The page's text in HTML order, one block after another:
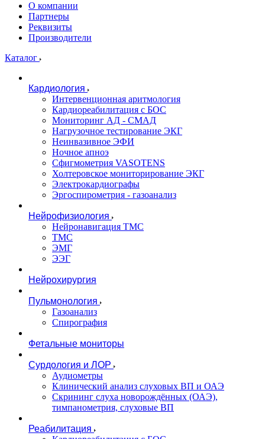
О компании
Партнеры
Реквизиты
Производители
Каталог
Кардиология
Интервенционная аритмология
Кардиореабилитация с БОС
Мониторинг АД - СМАД
Нагрузочное тестирование ЭКГ
Неинвазивное ЭФИ
Ночное апноэ
Сфигмометрия VASOTENS
Холтеровское мониторирование ЭКГ
Электрокардиографы
Эргоспирометрия - газоанализ
Нейрофизиология
Нейронавигация ТМС
ТМС
ЭМГ
ЭЭГ
Нейрохирургия
Пульмонология
Газоанализ
Спирография
Фетальные мониторы
Сурдология и ЛОР
Аудиометры
Клинический анализ слуховых ВП и ОАЭ
Скрининг слуха новорождённых (ОАЭ),
тимпанометрия, слуховые ВП
Реабилитация